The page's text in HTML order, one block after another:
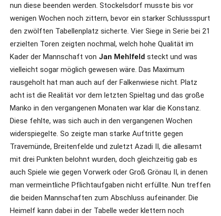
nun diese beenden werden. Stockelsdorf musste bis vor
wenigen Wochen noch zittern, bevor ein starker Schlussspurt
den zwölften Tabellenplatz sicherte. Vier Siege in Serie bei 21
erzielten Toren zeigten nochmal, welch hohe Qualität im
Kader der Mannschaft von Jan Mehlfeld steckt und was
vielleicht sogar möglich gewesen wäre. Das Maximum
rausgeholt hat man auch auf der Falkenwiese nicht. Platz
acht ist die Realität vor dem letzten Spieltag und das große
Manko in den vergangenen Monaten war klar die Konstanz.
Diese fehlte, was sich auch in den vergangenen Wochen
widerspiegelte. So zeigte man starke Auftritte gegen
Travemünde, Breitenfelde und zuletzt Azadi II, die allesamt
mit drei Punkten belohnt wurden, doch gleichzeitig gab es
auch Spiele wie gegen Vorwerk oder Groß Grönau II, in denen
man vermeintliche Pflichtaufgaben nicht erfüllte. Nun treffen
die beiden Mannschaften zum Abschluss aufeinander. Die
Heimelf kann dabei in der Tabelle weder klettern noch